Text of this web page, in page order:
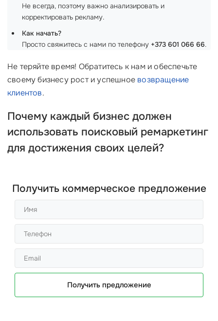
Не всегда, поэтому важно анализировать и
корректировать рекламу.
Как начать?
Просто свяжитесь с нами по телефону +373 601 066 66.
Не теряйте время! Обратитесь к нам и обеспечьте
своему бизнесу рост и успешное возвращение
клиентов.
Почему каждый бизнес должен
использовать поисковый ремаркетинг
для достижения своих целей?
Получить коммерческое предложение
Получить предложение